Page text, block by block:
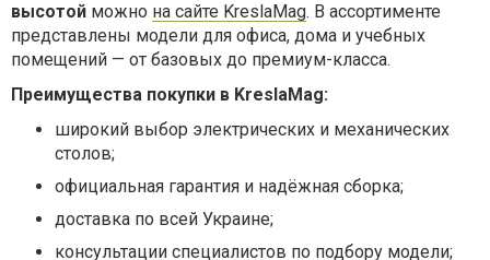
высотой можно на сайте KreslaMag. В ассортименте
представлены модели для офиса, дома и учебных
помещений — от базовых до премиум-класса.
Преимущества покупки в KreslaMag:
широкий выбор электрических и механических
столов;
официальная гарантия и надёжная сборка;
доставка по всей Украине;
консультации специалистов по подбору модели;